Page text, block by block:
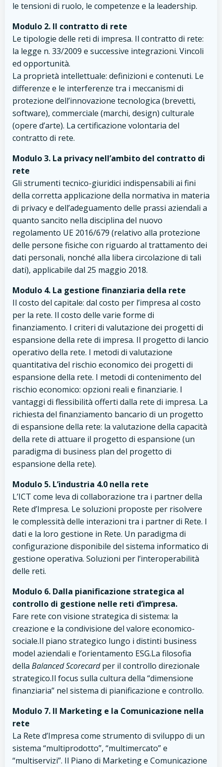
le tensioni di ruolo, le competenze e la leadership.
Modulo 2. Il contratto di rete
Le tipologie delle reti di impresa. Il contratto di rete:
la legge n. 33/2009 e successive integrazioni. Vincoli
ed opportunità.
La proprietà intellettuale: definizioni e contenuti. Le
differenze e le interferenze tra i meccanismi di
protezione dell’innovazione tecnologica (brevetti,
software), commerciale (marchi, design) culturale
(opere d’arte). La certificazione volontaria del
contratto di rete.
Modulo 3. La privacy nell’ambito del contratto di
rete
Gli strumenti tecnico-giuridici indispensabili ai fini
della corretta applicazione della normativa in materia
di privacy e dell’adeguamento delle prassi aziendali a
quanto sancito nella disciplina del nuovo
regolamento UE 2016/679 (relativo alla protezione
delle persone fisiche con riguardo al trattamento dei
dati personali, nonché alla libera circolazione di tali
dati), applicabile dal 25 maggio 2018.
Modulo 4. La gestione finanziaria della rete
Il costo del capitale: dal costo per l’impresa al costo
per la rete. Il costo delle varie forme di
finanziamento. I criteri di valutazione dei progetti di
espansione della rete di impresa. Il progetto di lancio
operativo della rete. I metodi di valutazione
quantitativa del rischio economico dei progetti di
espansione della rete. I metodi di contenimento del
rischio economico: opzioni reali e finanziarie. I
vantaggi di flessibilità offerti dalla rete di impresa. La
richiesta del finanziamento bancario di un progetto
di espansione della rete: la valutazione della capacità
della rete di attuare il progetto di espansione (un
paradigma di business plan del progetto di
espansione della rete).
Modulo 5. L’industria 4.0 nella rete
L’ICT come leva di collaborazione tra i partner della
Rete d’Impresa. Le soluzioni proposte per risolvere
le complessità delle interazioni tra i partner di Rete. I
dati e la loro gestione in Rete. Un paradigma di
configurazione disponibile del sistema informatico di
gestione operativa. Soluzioni per l’interoperabilità
delle reti.
Modulo 6. Dalla pianificazione strategica al
controllo di gestione nelle reti d’impresa.
Fare rete con visione strategica di sistema: la
creazione e la condivisione del valore economico-
sociale.Il piano strategico lungo i distinti business
model aziendali e l’orientamento ESG.La filosofia
della Balanced Scorecardper il controllo direzionale
strategico.Il focus sulla cultura della “dimensione
finanziaria” nel sistema di pianificazione e controllo.
Modulo 7. Il Marketing e la Comunicazione nella
rete
La Rete d’Impresa come strumento di sviluppo di un
sistema “multiprodotto”, “multimercato” e
“multiservizi”. Il Piano di Marketing e Comunicazione